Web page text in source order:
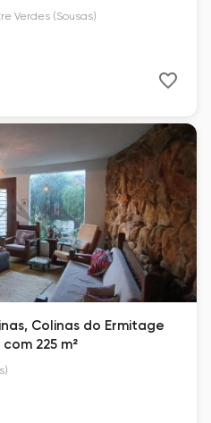
Verdes (Sousas)
Colinas do Ermitage
225 m²